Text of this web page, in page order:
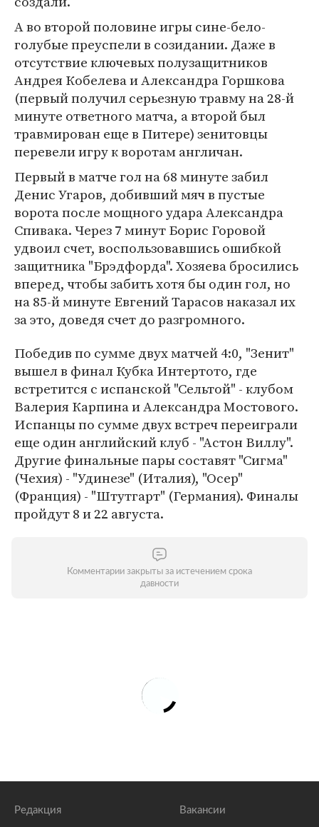
А во второй половине игры сине-бело-
голубые преуспели в созидании. Даже в
отсутствие ключевых полузащитников
Андрея Кобелева и Александра Горшкова
(первый получил серьезную травму на 28-й
минуте ответного матча, а второй был
травмирован еще в Питере) зенитовцы
перевели игру к воротам англичан.
Первый в матче гол на 68 минуте забил
Денис Угаров, добивший мяч в пустые
ворота после мощного удара Александра
Спивака. Через 7 минут Борис Горовой
удвоил счет, воспользовавшись ошибкой
защитника "Брэдфорда". Хозяева бросились
вперед, чтобы забить хотя бы один гол, но
на 85-й минуте Евгений Тарасов наказал их
за это, доведя счет до разгромного.
Победив по сумме двух матчей 4:0, "Зенит"
вышел в финал Кубка Интертото, где
встретится с испанской "Сельтой" - клубом
Валерия Карпина и Александра Мостового.
Испанцы по сумме двух встреч переиграли
еще один английский клуб - "Астон Виллу".
Другие финальные пары составят "Сигма"
(Чехия) - "Удинезе" (Италия), "Осер"
(Франция) - "Штутгарт" (Германия). Финалы
пройдут 8 и 22 августа.
Комментарии закрыты за истечением срока
давности
Редакция Вакансии